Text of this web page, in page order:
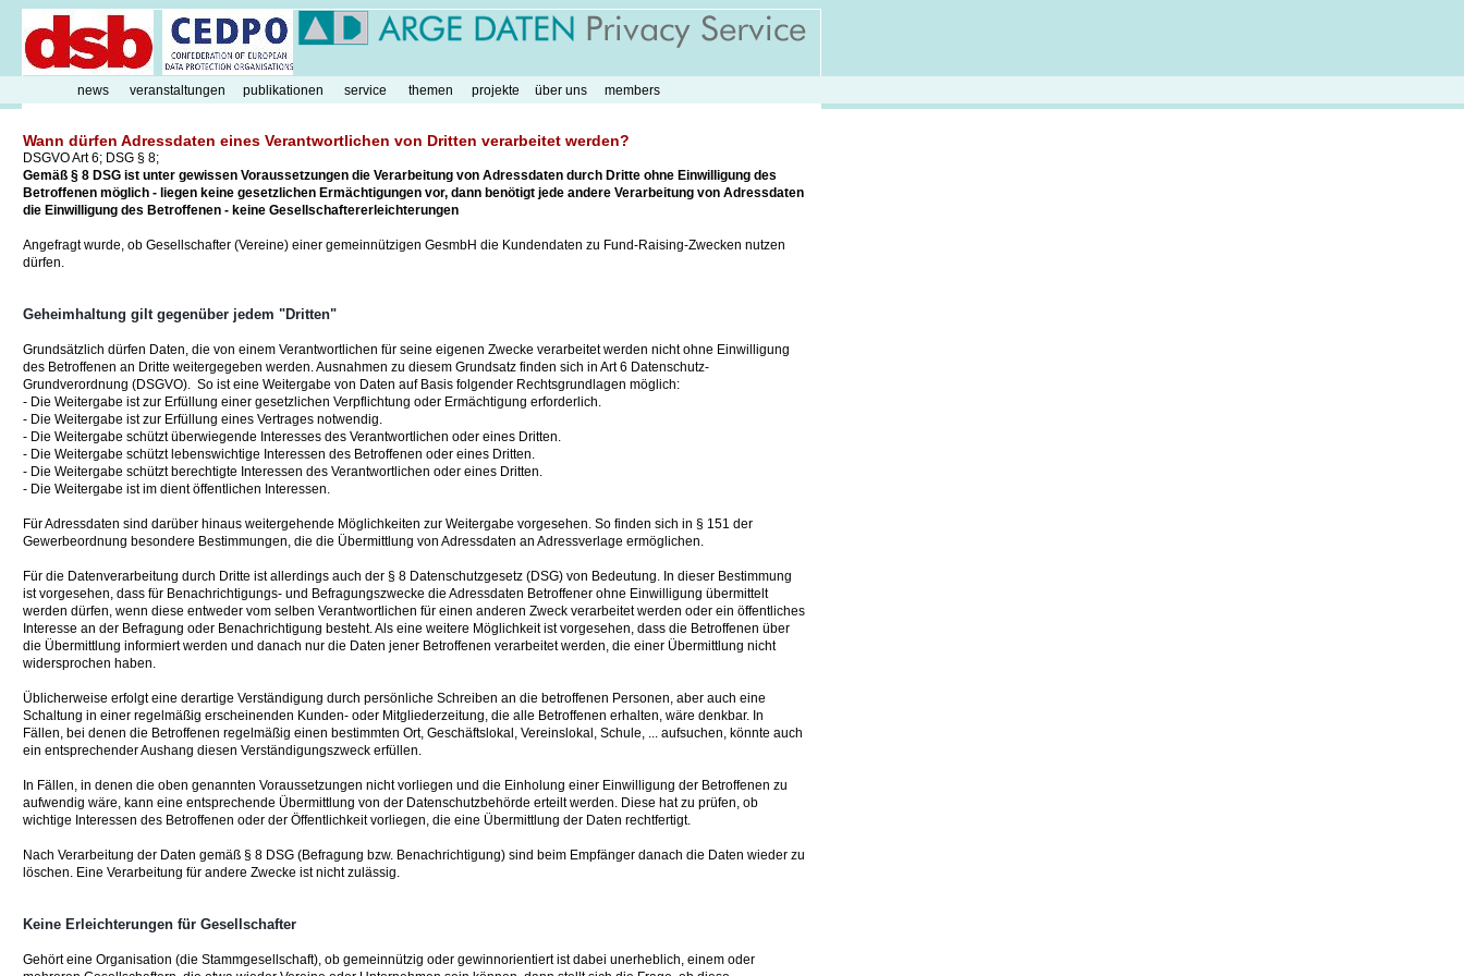
Wann dürfen Adressdaten eines Verantwortlichen von Dritten verarbeitet werden?
DSGVO Art 6; DSG § 8;
Gemäß § 8 DSG ist unter gewissen Voraussetzungen die Verarbeitung von Adressdaten durch Dritte ohne Einwilligung des
Betroffenen möglich - liegen keine gesetzlichen Ermächtigungen vor, dann benötigt jede andere Verarbeitung von Adressdaten
die Einwilligung des Betroffenen - keine Gesellschaftererleichterungen
Angefragt wurde, ob Gesellschafter (Vereine) einer gemeinnützigen GesmbH die Kundendaten zu Fund-Raising-Zwecken nutzen
dürfen.
Geheimhaltung gilt gegenüber jedem "Dritten"
Grundsätzlich dürfen Daten, die von einem Verantwortlichen für seine eigenen Zwecke verarbeitet werden nicht ohne Einwilligung
des Betroffenen an Dritte weitergegeben werden. Ausnahmen zu diesem Grundsatz finden sich in Art 6 Datenschutz-
Grundverordnung (DSGVO). So ist eine Weitergabe von Daten auf Basis folgender Rechtsgrundlagen möglich:
- Die Weitergabe ist zur Erfüllung einer gesetzlichen Verpflichtung oder Ermächtigung erforderlich.
- Die Weitergabe ist zur Erfüllung eines Vertrages notwendig.
- Die Weitergabe schützt überwiegende Interesses des Verantwortlichen oder eines Dritten.
- Die Weitergabe schützt lebenswichtige Interessen des Betroffenen oder eines Dritten.
- Die Weitergabe schützt berechtigte Interessen des Verantwortlichen oder eines Dritten.
- Die Weitergabe ist im dient öffentlichen Interessen.
Für Adressdaten sind darüber hinaus weitergehende Möglichkeiten zur Weitergabe vorgesehen. So finden sich in § 151 der
Gewerbeordnung besondere Bestimmungen, die die Übermittlung von Adressdaten an Adressverlage ermöglichen.
Für die Datenverarbeitung durch Dritte ist allerdings auch der § 8 Datenschutzgesetz (DSG) von Bedeutung. In dieser Bestimmung
ist vorgesehen, dass für Benachrichtigungs- und Befragungszwecke die Adressdaten Betroffener ohne Einwilligung übermittelt
werden dürfen, wenn diese entweder vom selben Verantwortlichen für einen anderen Zweck verarbeitet werden oder ein öffentliches
Interesse an der Befragung oder Benachrichtigung besteht. Als eine weitere Möglichkeit ist vorgesehen, dass die Betroffenen über
die Übermittlung informiert werden und danach nur die Daten jener Betroffenen verarbeitet werden, die einer Übermittlung nicht
widersprochen haben.
Üblicherweise erfolgt eine derartige Verständigung durch persönliche Schreiben an die betroffenen Personen, aber auch eine
Schaltung in einer regelmäßig erscheinenden Kunden- oder Mitgliederzeitung, die alle Betroffenen erhalten, wäre denkbar. In
Fällen, bei denen die Betroffenen regelmäßig einen bestimmten Ort, Geschäftslokal, Vereinslokal, Schule, ... aufsuchen, könnte auch
ein entsprechender Aushang diesen Verständigungszweck erfüllen.
In Fällen, in denen die oben genannten Voraussetzungen nicht vorliegen und die Einholung einer Einwilligung der Betroffenen zu
aufwendig wäre, kann eine entsprechende Übermittlung von der Datenschutzbehörde erteilt werden. Diese hat zu prüfen, ob
wichtige Interessen des Betroffenen oder der Öffentlichkeit vorliegen, die eine Übermittlung der Daten rechtfertigt.
Nach Verarbeitung der Daten gemäß § 8 DSG (Befragung bzw. Benachrichtigung) sind beim Empfänger danach die Daten wieder zu
löschen. Eine Verarbeitung für andere Zwecke ist nicht zulässig.
Keine Erleichterungen für Gesellschafter
Gehört eine Organisation (die Stammgesellschaft), ob gemeinnützig oder gewinnorientiert ist dabei unerheblich, einem oder
news veranstaltungen publikationen service themen projekte über uns members